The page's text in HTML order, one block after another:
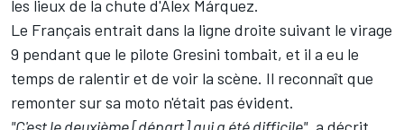
les lieux de la chute d'Álex Márquez.
Le Français entrait dans la ligne droite suivant le virage
9 pendant que le pilote Gresini tombait, et il a eu le
temps de ralentir et de voir la scène. Il reconnaît que
remonter sur sa moto n'était pas évident.